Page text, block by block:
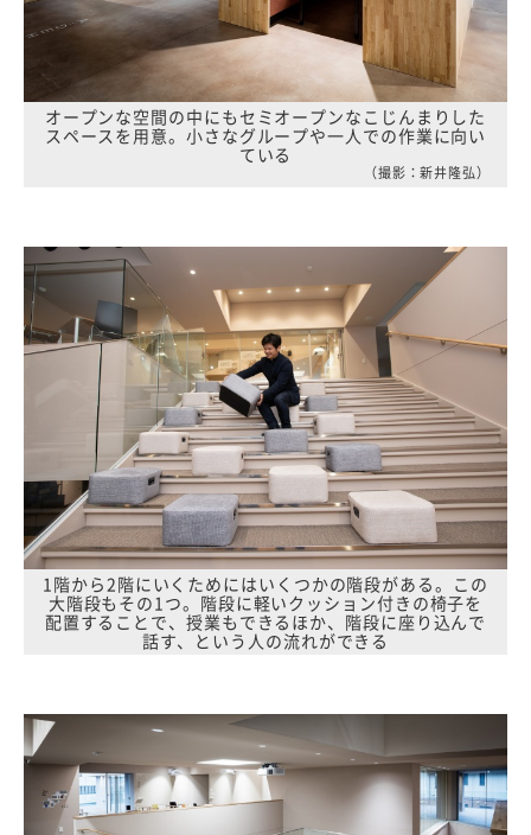
オープンな空間の中にもセミオープンなこじんまりした
スペースを用意。小さなグループや一人での作業に向い
ている
（撮影：新井隆弘）
1階から2階にいくためにはいくつかの階段がある。この
大階段もその1つ。階段に軽いクッション付きの椅子を
配置することで、授業もできるほか、階段に座り込んで
話す、という人の流れができる